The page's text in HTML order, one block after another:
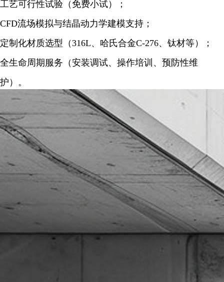
工艺可行性试验（免费小试）；
CFD流场模拟与结晶动力学建模支持；
定制化材质选型（316L、哈氏合金C-276、钛材等）；
全生命周期服务（安装调试、操作培训、预防性维
护）。